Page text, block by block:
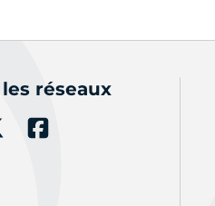
réseaux